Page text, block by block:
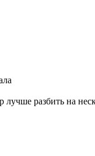
разбить на